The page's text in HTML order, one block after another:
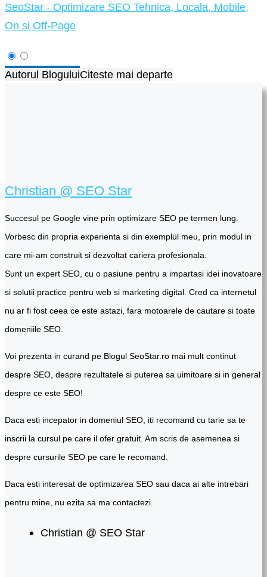
SeoStar - Optimizare SEO Tehnica, Locala, Mobile,
On si Off-Page
Autorul BloguluiCiteste mai departe
Christian @ SEO Star
Succesul pe Google vine prin optimizare SEO pe termen lung.
Vorbesc din propria experienta si din exemplul meu, prin modul in
care mi-am construit si dezvoltat cariera profesionala.
Sunt un expert SEO, cu o pasiune pentru a impartasi idei inovatoare
si solutii practice pentru web si marketing digital. Cred ca internetul
nu ar fi fost ceea ce este astazi, fara motoarele de cautare si toate
domeniile SEO.
Voi prezenta in curand pe Blogul SeoStar.ro mai mult continut
despre SEO, despre rezultatele si puterea sa uimitoare si in general
despre ce este SEO!
Daca esti incepator in domeniul SEO, iti recomand cu tarie sa te
inscrii la cursul pe care il ofer gratuit. Am scris de asemenea si
despre cursurile SEO pe care le recomand.
Daca esti interesat de optimizarea SEO sau daca ai alte intrebari
pentru mine, nu ezita sa ma contactezi.
Christian @ SEO Star